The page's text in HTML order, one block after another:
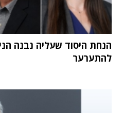
הנחת היסוד שעליה נבנה
להתערער